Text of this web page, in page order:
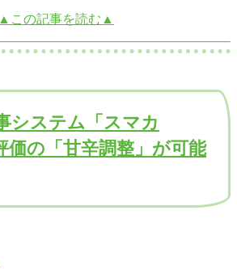
▲この記事を読む▲
システム「スマカ
価の「甘辛調整」が可能